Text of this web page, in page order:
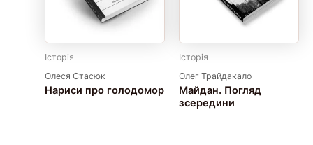
Історія
Олеся Стасюк
Нариси про голодомор
Історія
Олег Трайдакало
Майдан. Погляд
зсередини